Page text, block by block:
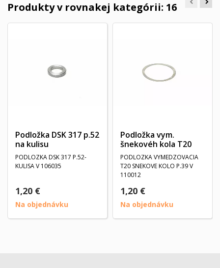
Produkty v rovnakej kategórii: 16
Podložka DSK 317 p.52
na kulisu
PODLOZKA DSK 317 P.52-
KULISA V 106035
1,20 €
Na objednávku
Podložka vym.
šnekovéh kola T20
PODLOZKA VYMEDZOVACIA
T20 SNEKOVE KOLO P.39 V
110012
1,20 €
Na objednávku